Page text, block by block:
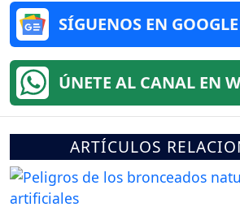
SÍGUENOS EN
ÚNETE AL CANAL EN
ARTÍCULOS